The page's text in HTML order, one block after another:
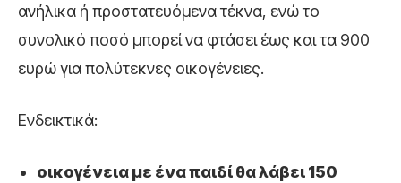
ανήλικα ή προστατευόμενα τέκνα, ενώ το
συνολικό ποσό μπορεί να φτάσει έως και τα 900
ευρώ για πολύτεκνες οικογένειες.
Ενδεικτικά:
οικογένεια με ένα παιδί θα λάβει 150